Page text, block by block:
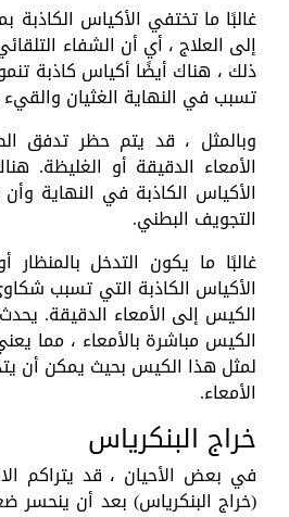
غالبًا ما تختفي الأكياس الكاذبة
إلى العلاج ، أي أن الشفاء
ذلك ، هناك أيضًا أكياس كاذبة
تسبب في النهاية الغثيان والقيء
وبالمثل ، قد يتم حظر تدفق
الأمعاء الدقيقة أو الغليظة.
الأكياس الكاذبة في النهاية
التجويف البطني.
غالبًا ما يكون التدخل
الأكياس الكاذبة التي تسبب
الكيس إلى الأمعاء الدقيقة.
الكيس مباشرة بالأمعاء ، مما
لمثل هذا الكيس بحيث يمكن أن
الأمعاء.
خراج البنكرياس
في بعض الأحيان ، قد يتراكم
(خراج البنكرياس) بعد أن ينحسر